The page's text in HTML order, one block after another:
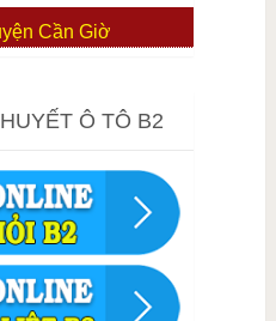
Cần Giờ
Ô TÔ B2